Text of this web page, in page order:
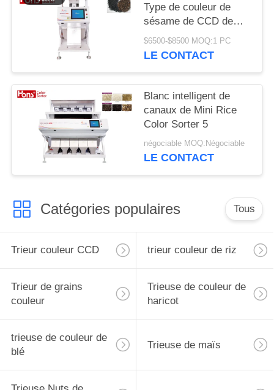
Type de couleur de
sésame de CCD de
5400 pixels de fonction
multiple 63 canaux
$6500-$8500 MOQ:1 PC
LE CONTACT
Blanc intelligent de
canaux de Mini Rice
Color Sorter 5
négociable MOQ:Négociable
LE CONTACT
Catégories populaires Tous
Trieur couleur CCD trieur couleur de riz
Trieur de grains
couleur
Trieuse de couleur de
haricot
trieuse de couleur de
blé
Trieuse de maïs